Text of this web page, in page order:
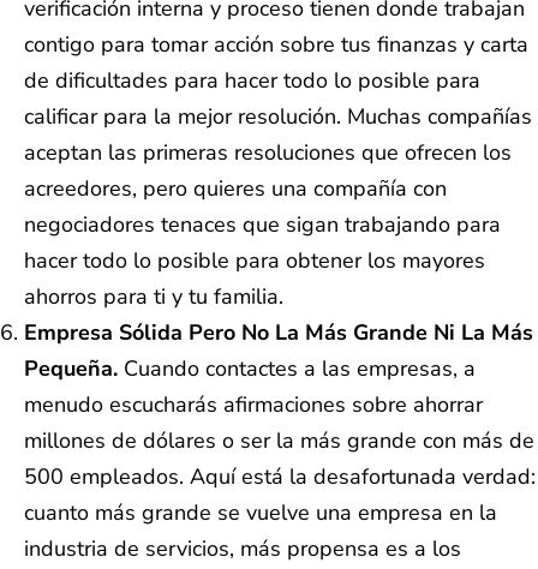
verificación interna y proceso tienen donde trabajan
contigo para tomar acción sobre tus finanzas y carta
de dificultades para hacer todo lo posible para
calificar para la mejor resolución. Muchas compañías
aceptan las primeras resoluciones que ofrecen los
acreedores, pero quieres una compañía con
negociadores tenaces que sigan trabajando para
hacer todo lo posible para obtener los mayores
ahorros para ti y tu familia.
Empresa Sólida Pero No La Más Grande Ni La Más
Pequeña. Cuando contactes a las empresas, a
menudo escucharás afirmaciones sobre ahorrar
millones de dólares o ser la más grande con más de
500 empleados. Aquí está la desafortunada verdad:
cuanto más grande se vuelve una empresa en la
industria de servicios, más propensa es a los